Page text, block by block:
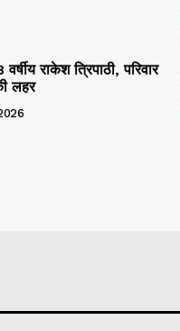
राकेश त्रिपाठी, परिवार
लहर